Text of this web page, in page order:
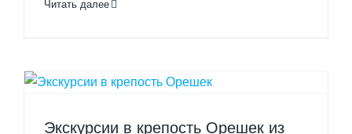
Читать далее
Экскурсии в крепость Орешек из